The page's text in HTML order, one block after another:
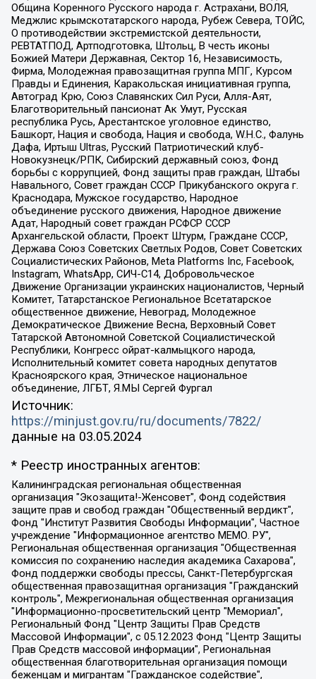
Община Коренного Русского народа г. Астрахани, ВОЛЯ,
Меджлис крымскотатарского народа, Рубеж Севера, ТОЙС,
О противодействии экстремистской деятельности,
РЕВТАТПОД, Артподготовка, Штольц, В честь иконы
Божией Матери Державная, Сектор 16, Независимость,
Фирма, Молодежная правозащитная группа МПГ, Курсом
Правды и Единения, Каракольская инициативная группа,
Автоград Крю, Союз Славянских Сил Руси, Алля-Аят,
Благотворительный пансионат Ак Умут, Русская
республика Русь, Арестантское уголовное единство,
Башкорт, Нация и свобода, Нация и свобода, W.H.С., Фалунь
Дафа, Иртыш Ultras, Русский Патриотический клуб-
Новокузнецк/РПК, Сибирский державный союз, Фонд
борьбы с коррупцией, Фонд защиты прав граждан, Штабы
Навального, Совет граждан СССР Прикубанского округа г.
Краснодара, Мужское государство, Народное
объединение русского движения, Народное движение
Адат, Народный совет граждан РСФСР СССР
Архангельской области, Проект Штурм, Граждане СССР,
Держава Союз Советских Светлых Родов, Совет Советских
Социалистических Районов, Meta Platforms Inc, Facebook,
Instagram, WhatsApp, СИЧ-С14, Добровольческое
Движение Организации украинских националистов, Черный
Комитет, Татарстанское Региональное Всетатарское
общественное движение, Невоград, Молодежное
Демократическое Движение Весна, Верховный Совет
Татарской Автономной Советской Социалистической
Республики, Конгресс ойрат-калмыцкого народа,
Исполнительный комитет совета народных депутатов
Красноярского края, Этническое национальное
объединение, ЛГБТ, Я.МЫ Сергей Фургал
Источник:
https://minjust.gov.ru/ru/documents/7822/
данные на 03.05.2024
* Реестр иностранных агентов:
Калининградская региональная общественная организация "Экозащита!-Женсовет", Фонд содействия защите прав и свобод граждан "Общественный вердикт", Фонд "Институт Развития Свободы Информации", Частное учреждение "Информационное агентство МЕМО. РУ", Региональная общественная организация "Общественная комиссия по сохранению наследия академика Сахарова", Фонд поддержки свободы прессы, Санкт-Петербургская общественная правозащитная организация "Гражданский контроль", Межрегиональная общественная организация "Информационно-просветительский центр "Мемориал", Региональный Фонд "Центр Защиты Прав Средств Массовой Информации", с 05.12.2023 Фонд "Центр Защиты Прав Средств массовой информации", Региональная общественная благотворительная организация помощи беженцам и мигрантам "Гражданское содействие", Негосударственное образовательное учреждение дополнительного профессионального образования (повышение квалификации) специалистов "АКАДЕМИЯ ПО ПРАВАМ ЧЕЛОВЕКА", Свердловская региональная общественная организация "Сутяжник", Автономная некоммерческая организация "Центр независимых социологических исследований", Союз общественных объединений "Российский исследовательский центр по правам человека", Региональное общественное учреждение научно-информационный центр "МЕМОРИАЛ", Некоммерческая организация "Фонд защиты гласности", Автономная некоммерческая организация "Институт прав человека", Городская общественная организация "Екатеринбургское общество "МЕМОРИАЛ", Городская общественная организация "Рязанское историко-просветительское и правозащитное общество "Мемориал" (Рязанский Мемориал), Челябинский региональный орган общественной самодеятельности – женское общественное объединение "Женщины Евразии", Челябинский региональный орган общественной самодеятельности "Уральская правозащитная группа", Фонд содействия защите здоровья и социальной справедливости имени Андрея Рылькова, Автономная Некоммерческая Организация "Аналитический Центр Юрия Левады", Автономная некоммерческая организация социальной поддержки населения "Проект Апрель", Региональная общественная организация помощи женщинам и детям, находящимся в кризисной ситуации "Информационно-методический центр "Анна", Фонд содействия развитию массовых коммуникаций и правовому просвещению "Так-так-Так", Фонд содействия устойчивому развитию "Серебряная тайга", Свердловский региональный общественный фонд социальных проектов "Новое время", "Idel.Реалии", Кавказ.Реалии, Крым.Реалии, Телеканал Настоящее Время, Татаро-башкирская служба Радио Свобода (Azatliq Radiosi), Радио Свободная Европа/Радио Свобода (PCE/PC), "Сибирь.Реалии", "Фактограф", Благотворительный фонд помощи осужденным и их семьям, Автономная некоммерческая организация "Институт глобализации и социальных движений", Фонд "В защиту прав заключенных", Частное учреждение "Центр поддержки и содействия развитию средств массовой информации", Пензенский региональный общественный благотворительный фонд "Гражданский союз", "Север.Реалии", Некоммерческая организация Фонд "Правовая инициатива", Общество с ограниченной ответственностью "Радио Свободная Европа/Радио Свобода", Чешское информационное агентство "MEDIUM-ORIENT", Красноярская региональная общественная организация "Мы против СПИДа", Камалягин Денис Николаевич, Маркелов Сергей Евгеньевич, Пономарев Лев Александрович, Савицкая Людмила Алексеевна, Автономная некоммерческая организация "Центр по работе с проблемой насилия "НАСИЛИЮ.НЕТ", Межрегиональный профессиональный союз работников здравоохранения "Альянс врачей", Юридическое лицо, зарегистрированное в Латвийской Республике, SIA "Medusa Project" (регистрационный номер 40103797863, дата регистрации 10.06.2014), Некоммерческая организация "Фонд по борьбе с коррупцией", Автономная некоммерческая организация "Институт права и публичной политики", Баданин Роман Сергеевич, Гликин Максим Александрович, Железнова Мария Михайловна, Лукьянова Юлия Сергеевна, Маетная Елизавета Витальевна, Маняхин Петр Борисович, Чуракова Ольга Владимировна, Ярош Юлия Петровна, Юридическое лицо "The Insider SIA", зарегистрированное в Риге, Латвийская Республика (дата регистрации 26.06.2015), являющееся администратором доменного имени интернет-издания "The Insider SIA", https://theins.ru, Постернак Алексей Евгеньевич, Рубин Михаил Аркадьевич, Анин Роман Александрович, Юридическое лицо Istories fonds, зарегистрированное в Латвийской Республике (регистрационный номер 50008295751, дата регистрации 24.02.2020), Великовский Дмитрий Александрович, Долинина Ирина Николаевна, Мароховская Алеся Алексеевна, Шлейнов Роман Юрьевич, Шмагун Олеся Валентиновна, Общество с ограниченной ответственностью "Альтаир 2021", Общество с ограниченной ответственностью "Вега 2021", Общество с ограниченной ответственностью "Главный редактор 2021", Общество с ограниченной ответственностью "Ромашки монолит", Важенков Артем Валерьевич, Ивановская областная общественная организация "Центр гендерных исследований", Гурман Юрий Альбертович, Медиапроект "ОВД-Инфо", Егоров Владимир Владимирович, Жилинский Владимир Александрович, Общество с ограниченной ответственностью "ЗП", Иванова София Юрьевна, Карезина Инна Павловна, Кильтау Екатерина Викторовна, Петров Алексей Викторович, Пискунов Сергей Евгеньевич, Смирнов Сергей Сергеевич, Тихонов Михаил Сергеевич, Общество с ограниченной ответственностью "ЖУРНАЛИСТ-ИНОСТРАННЫЙ АГЕНТ", Арапова Галина Юрьевна, Вольтская Татьяна Анатольевна, Американская компания "Mason G.E.S. Anonymous Foundation" (США), являющаяся владельцем интернет-издания https://mnews.world/, Компания "Stichting Bellingcat", зарегистрированная в Нидерландах (дата регистрации 11.07.2018), Захаров Андрей Вячеславович, Клепиковская Екатерина Дмитриевна, Общество с ограниченной ответственностью "МЕМО", Перл Роман Александрович, Симонов Евгений Алексеевич, Соловьева Елена Анатольевна, Сотников Даниил Владимирович, Сурначева Елизавета Дмитриевна, Автономная некоммерческая организация по защите прав человека и информированию населения "Якутия – Наше Мнение", Общество с ограниченной ответственностью "Москоу диджитал медиа", с 26.01.2023 Общество с ограниченной ответственностью "Чайка Белые сады", Ветошкина Валерия Валерьевна, Заговора Максим Александрович, Межрегиональное общественное движение "Российская ЛГБТ - сеть", Оленичев Максим Владимирович, Павлов Иван Юрьевич, Скворцова Елена Сергеевна, Общество с ограниченной ответственностью "Как бы инагент", Кочетков Игорь Викторович, Общество с ограниченной ответственностью "Честные выборы", Еланчик Олег Александрович, Общество с ограниченной ответственностью "Нобелевский призыв", Гималова Регина Эмилевна, Григорьев Андрей Валерьевич, Григорьева Алина Александровна, Ассоциация по содействию защите прав призывников, альтернативнослужащих и военнослужащих "Правозащитная группа "Гражданин.Армия.Право", Хисамова Регина Фаритовна, Автономная некоммерческая организация по реализации социально-правовых программ "Лилит", Дальневосточное общественное движение "Маяк", Санкт-Петербургская ЛГБТ-инициативная группа "Выход", Инициативная группа ЛГБТ+ "Реверс", Алексеев Андрей Викторович, Бекбулатова Таисия Львовна, Беляев Иван Михайлович, Владыкина Елена Сергеевна, Гельман Марат Александрович, Никульшина Вероника Юрьевна, Толоконникова Надежда Андреевна, Шендерович Виктор Анатольевич, Общество с ограниченной ответственностью "Данное сообщение", Общество с ограниченной ответственностью Издательский дом "Новая глава", Айнбиндер Александра Александровна, Московский комьюнити-центр для ЛГБТ+инициатив, Благотворительный фонд развития филантропии, Deutsche Welle (Германия, Kurt-Schumacher-Strasse 3, 53113 Bonn), Борзунова Мария Михайловна, Воробьев Виктор Викторович, Голубева Анна Львовна, Константинова Алла Михайловна, Малкова Ирина Владимировна, Мурадов Мурад Абдулгалимович, Осетинская Елизавета Николаевна, Понасенков Евгений Николаевич, Ганапольский Матвей Юрьевич, Киселев Евгений Алексеевич, Борухович Ирина Григорьевна, Дремин Иван Тимофеевич, Дубровский Дмитрий Викторович, Красноярская региональная общественная организация поддержки и развития альтернативных образовательных технологий и межкультурных коммуникаций "ИНТЕРРА", Маяковская Екатерина Алексеевна, Фейгин Марк Захарович, Филимонов Андрей Викторович, Дзугкоева Регина Николаевна, Доброхотов Роман Александрович, Дудь Юрий Александрович, Елкин Сергей Владимирович, Кругликов Кирилл Игоревич, Сабунаева Мария Леонидовна, Семенов Алексей Владимирович, Шаинян Карен Багратович, Шульман Екатерина Михайловна, Асафьев Артур Валерьевич, Вахштайн Виктор Семенович, Венедиктов Алексей Алексеевич, Лушникова Екатерина Евгеньевна, Волков Леонид Михайлович, Невзоров Александр Глебович, Пархоменко Сергей Борисович, Сироткин Ярослав Николаевич, Кара-Мурза Владимир Владимирович, Баранова Наталья Владимировна, Гозман Леонид Яковлевич, Кагарлицкий Борис Юльевич, Климарев Михаил Валерьевич, Милов Владимир Станиславович, Автономная некоммерческая организация Краснодарский центр современного искусства "Типография", Моргенштерн Алишер Тагирович, Соболь Любовь Эдуардовна, Общество с ограниченной ответственностью "ЛИЗА НОРМ", Каспаров Гарри Кимович, Ходорковский Михаил Борисович, Общество с ограниченной ответственностью "Апрельские тезисы", Данилович Ирина Брониславовна, Кашин Олег Владимирович, Петров Николай Владимирович, Пивоваров Алексей Владимирович, Соколов Михаил Владимирович, Цветкова Юлия Владимировна, Чичваркин Евгений Александрович, Комитет против пыток/Команда против пыток, Общество с ограниченной ответственностью "Первый научный", Общество с ограниченной ответственностью "Вертолет и ко", Белоцерковская Вероника Борисовна, Кац Максим Евгеньевич, Лазарева Татьяна Юрьевна, Шаведдинов Руслан Табризович, Яшин Илья Валерьевич, Общество с ограниченной ответственностью "Иноагент ААВ", Алешковский Дмитрий Петрович, Альбац Евгения Марковна, Быков Дмитрий Львович, Галямина Юлия Евгеньевна, Лойко Сергей Леонидович, Мартынов Кирилл Константинович, Медведев Сергей Александрович, Крашенинников Федор Геннадиевич, Гордеева Катерина Вл